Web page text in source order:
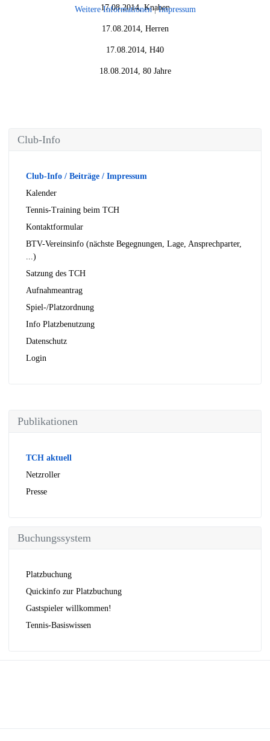
17.08.2014, Knaben
17.08.2014, Herren
17.08.2014, H40
18.08.2014, 80 Jahre
Club-Info
Club-Info / Beiträge / Impressum
Kalender
Tennis-Training beim TCH
Kontaktformular
BTV-Vereinsinfo (nächste Begegnungen, Lage, Ansprechparter,
...)
Satzung des TCH
Aufnahmeantrag
Spiel-/Platzordnung
Info Platzbenutzung
Datenschutz
Login
Publikationen
TCH aktuell
Netzroller
Presse
Buchungssystem
Platzbuchung
Quickinfo zur Platzbuchung
Gastspieler willkommen!
Tennis-Basiswissen
Weitere Informationen|Impressum